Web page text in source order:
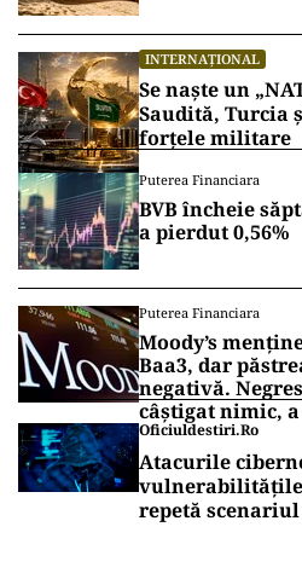
INTERNAȚIONAL
Se naște un
Saudită, Turcia
forțele militare
Puterea Financiara
BVB încheie
a pierdut 0,56%
Puterea Financiara
Moody’s
Baa3, dar
negativă.
câștigat nimic,
Oficiuldestiri.ro
Atacurile
repetă scenariul